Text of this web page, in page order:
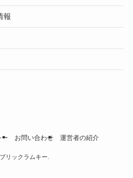
報
お問い合わせ 運営者の紹介
リックラムキー.